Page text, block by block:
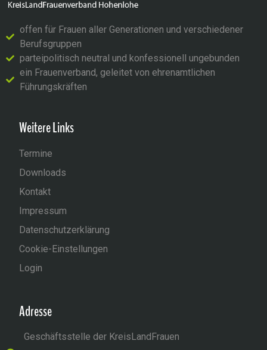
offen für Frauen aller Generationen und verschiedener
Berufsgruppen
parteipolitisch neutral und konfessionell ungebunden
ein Frauenverband, geleitet von ehrenamtlichen
Führungskräften
Weitere Links
Termine
Downloads
Kontakt
Impressum
Datenschutzerklärung
Cookie-Einstellungen
Login
Adresse
Geschäftsstelle der KreisLandFrauen